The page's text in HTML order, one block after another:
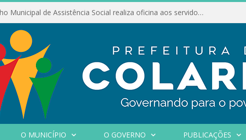
Conselho Municipal de Assistência Social realiza oficina aos servidores
O MUNICÍPIO O GOVERNO PUBLICAÇÕES